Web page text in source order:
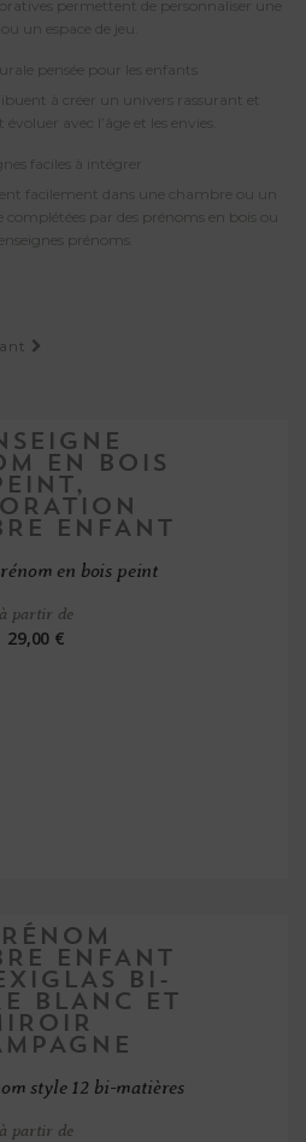
permettent de personnaliser une
un espace de jeu.
pensée pour les enfants
à créer un univers rassurant et
avec l’âge et les envies.
faciles à intégrer
facilement dans une chambre ou un
complétées par des prénoms en boisou
prénoms
en bois peint
à partir de
29,00 €
style 12 bi-matières
à partir de